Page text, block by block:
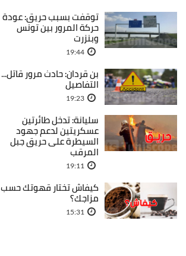
توقفت بسبب حريق: عودة
حركة المرور بين تونس
وبنزرت
19:44
بن قردان: حادث مرور قاتل...
التفاصيل
19:23
سليانة: تدخل طائرتين
عسكريتين لدعم جهود
السيطرة على حريق جبل
المرقب
19:11
كيفاش تختار قهوتك حسب
مزاجك؟
15:31